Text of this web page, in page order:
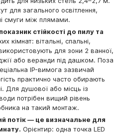
для загального освітлення,
смуги між плямами.
стійкості до пилу та
кімнат: вітальні, спальні,
для зони 2 ванної,
або веранди під дашком. Поза
IP-вимога зазвичай
практично часто обирають
Для душової або місць із
потрібен вищий рівень
на такий монтаж.
потік — це визначальне для
Орієнтир: одна точка LED